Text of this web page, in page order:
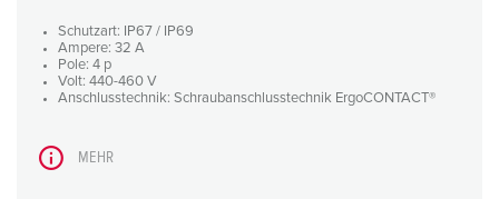
Schutzart: IP67 / IP69
Ampere: 32 A
Pole: 4 p
Volt: 440-460 V
Anschlusstechnik: Schraubanschlusstechnik ErgoCONTACT®
MEHR